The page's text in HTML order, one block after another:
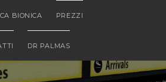
BIONICA PREZZI
DR PALMAS